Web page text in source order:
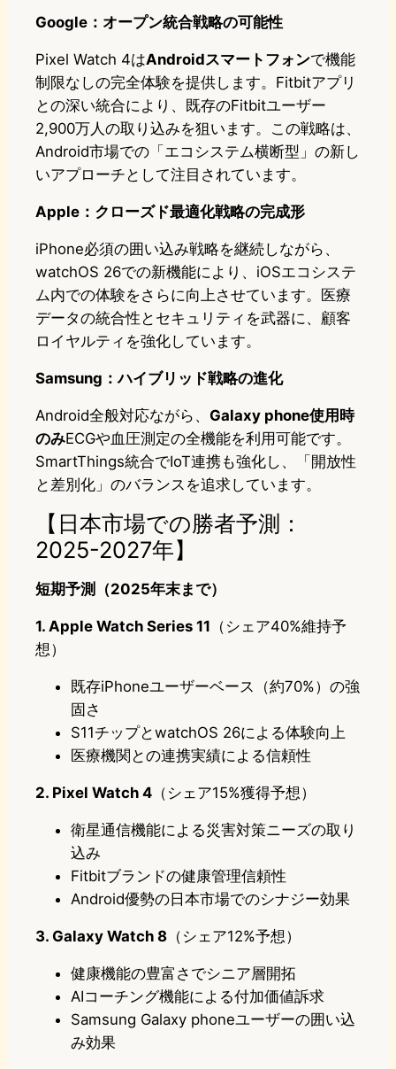
Google：オープン統合戦略の可能性
Pixel Watch 4はAndroidスマートフォンで機能
制限なしの完全体験を提供します。Fitbitアプリ
との深い統合により、既存のFitbitユーザー
2,900万人の取り込みを狙います。この戦略は、
Android市場での「エコシステム横断型」の新し
いアプローチとして注目されています。
Apple：クローズド最適化戦略の完成形
iPhone必須の囲い込み戦略を継続しながら、
watchOS 26での新機能により、iOSエコシステ
ム内での体験をさらに向上させています。医療
データの統合性とセキュリティを武器に、顧客
ロイヤルティを強化しています。
Samsung：ハイブリッド戦略の進化
Android全般対応ながら、 Galaxy phone使用時
のみECGや血圧測定の全機能を利用可能です。
SmartThings統合でIoT連携も強化し、「開放性
と差別化」のバランスを追求しています。
【日本市場での勝者予測：
2025-2027年】
短期予測（2025年末まで）
1. Apple Watch Series 11 （シェア40%維持予
想）
既存iPhoneユーザーベース（約70%）の強
固さ
S11チップとwatchOS 26による体験向上
医療機関との連携実績による信頼性
2. Pixel Watch 4 （シェア15%獲得予想）
衛星通信機能による災害対策ニーズの取り
込み
Fitbitブランドの健康管理信頼性
Android優勢の日本市場でのシナジー効果
3. Galaxy Watch 8 （シェア12%予想）
健康機能の豊富さでシニア層開拓
AIコーチング機能による付加価値訴求
Samsung Galaxy phoneユーザーの囲い込
み効果